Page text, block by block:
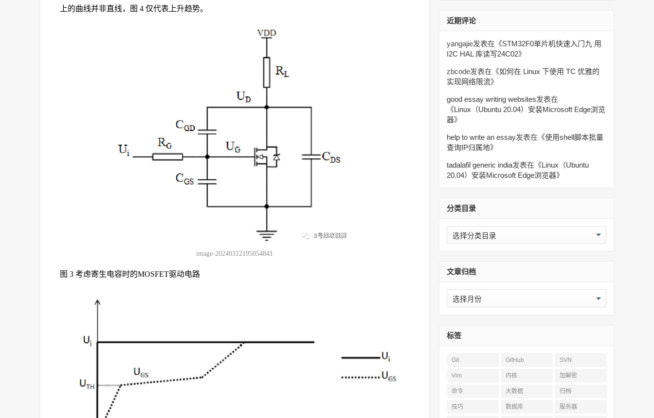
上的曲线并非直线，图 4 仅代表上升趋势。
image-20240312195054841
图 3 考虑寄生电容时的MOSFET驱动电路
近期评论
yangajie发表在《STM32F0单片机快速入门九 用
I2C HAL 库读写24C02》
zbcode发表在《如何在 Linux 下使用 TC 优雅的
实现网络限流》
good essay writing websites发表在
《Linux（Ubuntu 20.04）安装Microsoft Edge浏览
器》
help to write an essay发表在《使用shell脚本批量
查询IP归属地》
tadalafil generic india发表在《Linux（Ubuntu
20.04）安装Microsoft Edge浏览器》
分类目录
分
类
文章归档
文
章
标签
Git GitHub SVN
Vim 内核 加解密
命令 大数据 归档
技巧 数据库 服务器